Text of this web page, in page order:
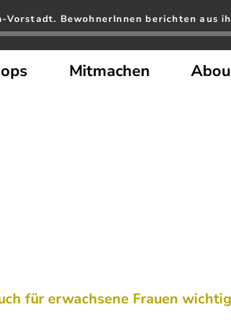
BewohnerInnen berichten aus
Mitmachen
für erwachsene Frauen